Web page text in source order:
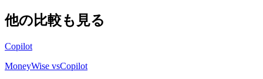
他の比較も見る
Copilot
MoneyWise vsCopilot